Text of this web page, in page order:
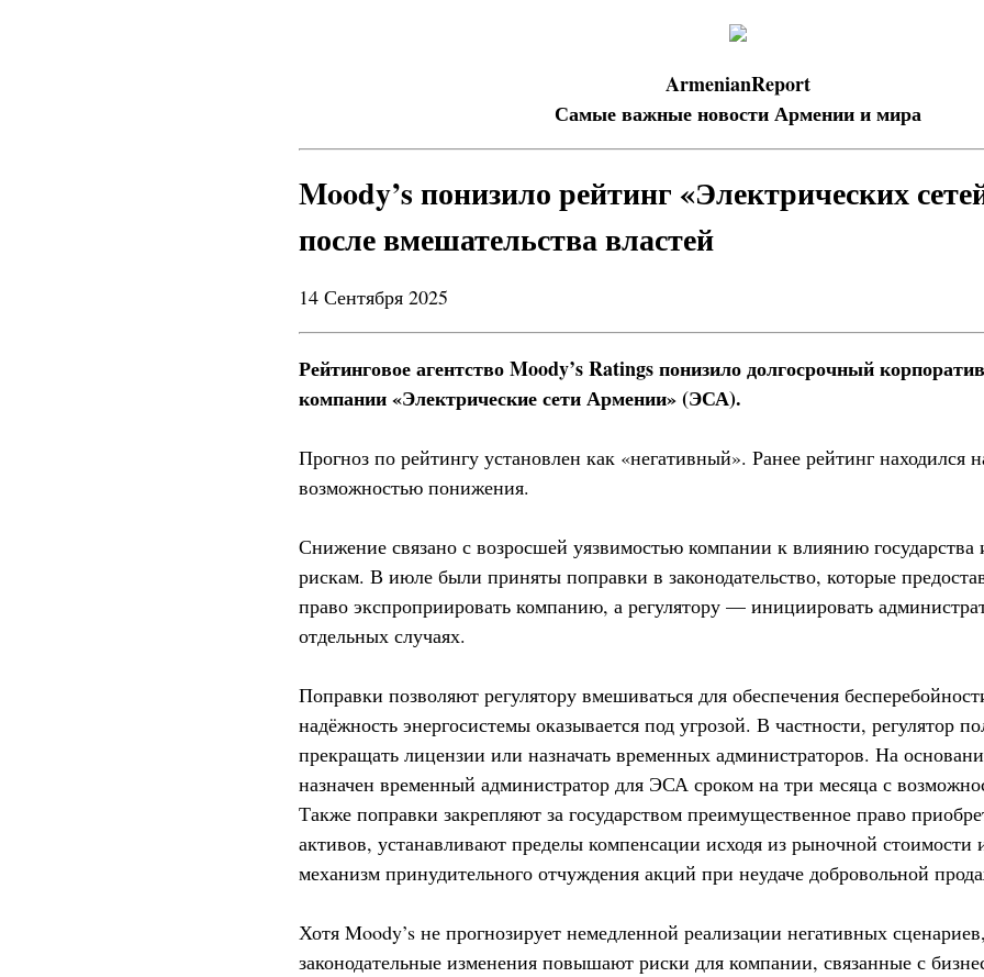
ArmenianReport
Самые важные новости Армении и мира
Moody’s понизило рейтинг «Электрических
после вмешательства властей
14 Сентября 2025
Рейтинговое агентство Moody’s Ratings понизило долгосрочный
компании «Электрические сети Армении» (ЭСА).
Прогноз по рейтингу установлен как «негативный». Ранее рейтинг находился
возможностью понижения.
Снижение связано с возросшей уязвимостью компании к влиянию государства
рискам. В июле были приняты поправки в законодательство, которые
право экспроприировать компанию, а регулятору — инициировать
отдельных случаях.
Поправки позволяют регулятору вмешиваться для обеспечения
надёжность энергосистемы оказывается под угрозой. В частности, регулятор
прекращать лицензии или назначать временных администраторов. На
назначен временный администратор для ЭСА сроком на три месяца с
Также поправки закрепляют за государством преимущественное право
активов, устанавливают пределы компенсации исходя из рыночной стоимости
механизм принудительного отчуждения акций при неудаче добровольной
Хотя Moody’s не прогнозирует немедленной реализации негативных
законодательные изменения повышают риски для компании, связанные с